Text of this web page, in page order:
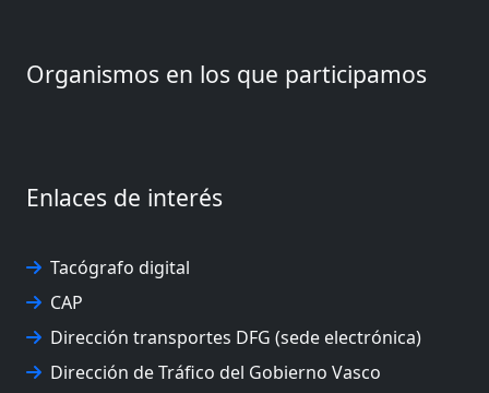
Organismos en los que participamos
Enlaces de interés
Tacógrafo digital
CAP
Dirección transportes DFG (sede electrónica)
Dirección de Tráfico del Gobierno Vasco